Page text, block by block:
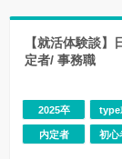
【就活体験談
定者/ 事務職
2025卒 type
内定者 初心